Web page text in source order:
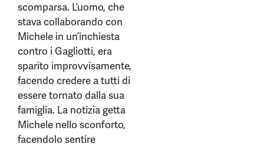
scomparsa. L’uomo, che
stava collaborando con
Michele in un’inchiesta
contro i Gagliotti, era
sparito improvvisamente,
facendo credere a tutti di
essere tornato dalla sua
famiglia. La notizia getta
Michele nello sconforto,
facendolo sentire